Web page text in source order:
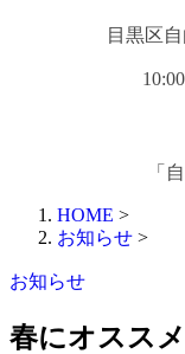
目黒区
「
HOME >
お知らせ >
お知らせ
春にオスス